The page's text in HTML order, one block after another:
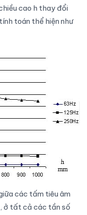
cao h thay đổi
toán thể hiện như
các tấm tiêu âm
ở tất cả các tần số